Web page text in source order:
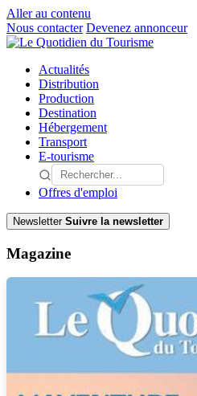
Aller au contenu
Nous contacter Devenez annonceur
Actualités
Distribution
Production
Destination
Hébergement
Transport
E-tourisme
Offres d'emploi
Newsletter Suivre la newsletter
Magazine